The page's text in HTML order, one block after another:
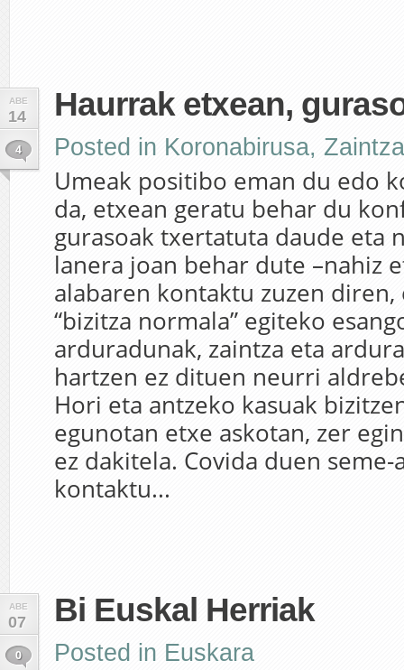
ABE
14
4
Haurrak etxean,
Posted in Koronabirusa, Zaintza
Umeak positibo eman du edo
da, etxean geratu behar du
gurasoak txertatuta daude eta
lanera joan behar dute –nahiz
alabaren kontaktu zuzen diren,
“bizitza normala” egiteko
arduradunak, zaintza eta
hartzen ez dituen neurri
Hori eta antzeko kasuak
egunotan etxe askotan, zer
ez dakitela. Covida duen seme-
kontaktu...
ABE
07
0
Bi Euskal Herriak
Posted in Euskara